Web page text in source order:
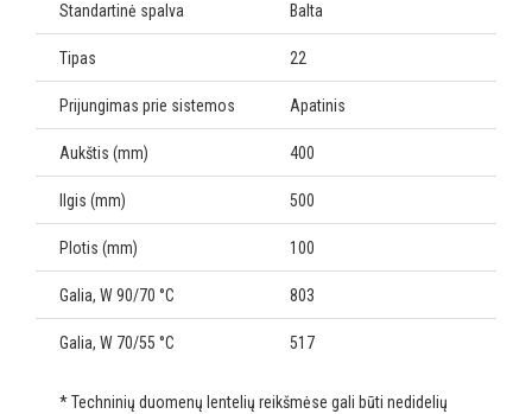
Standartinė spalva Balta
Tipas 22
Prijungimas prie sistemos Apatinis
Aukštis (mm) 400
Ilgis (mm) 500
Plotis (mm) 100
Galia, W 90/70 °C 803
Galia, W 70/55 °C 517
* Techninių duomenų lentelių reikšmėse gali būti nedidelių